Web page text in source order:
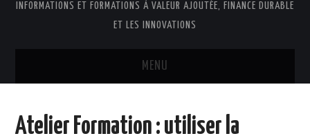
INFORMATIONS ET FORMATIONS À VALEUR AJOUTÉE, FINANCE DURABLE
ET LES INNOVATIONS
MENU
Atelier Formation : utiliser la